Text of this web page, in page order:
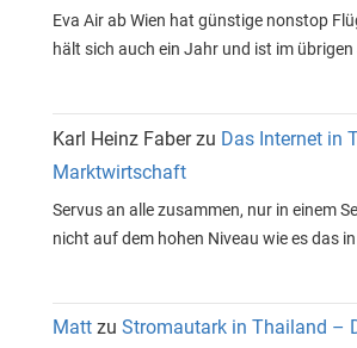
Eva Air ab Wien hat günstige nonstop
hält sich auch ein Jahr und ist im
Karl Heinz Faberzu Das Internet in
Marktwirtschaft
Servus an alle zusammen, nur in einem
nicht auf dem hohen Niveau wie es das
Matt zu Stromautark in Thailand –